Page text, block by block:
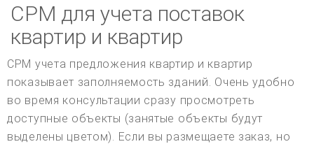
СРМ для учета поставок
квартир и квартир
СРМ учета предложения квартир и квартир
показывает заполняемость зданий. Очень удобно
во время консультации сразу просмотреть
доступные объекты (занятые объекты будут
выделены цветом). Если вы размещаете заказ, но